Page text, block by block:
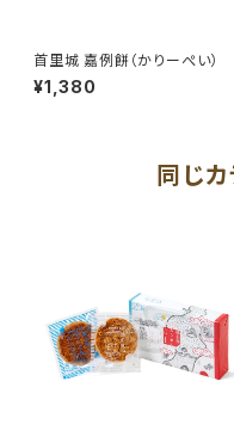
首里城 嘉例餅（かりーぺい）
¥1,380
同じ